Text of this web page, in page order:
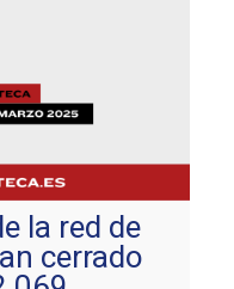
la red de
cerrado